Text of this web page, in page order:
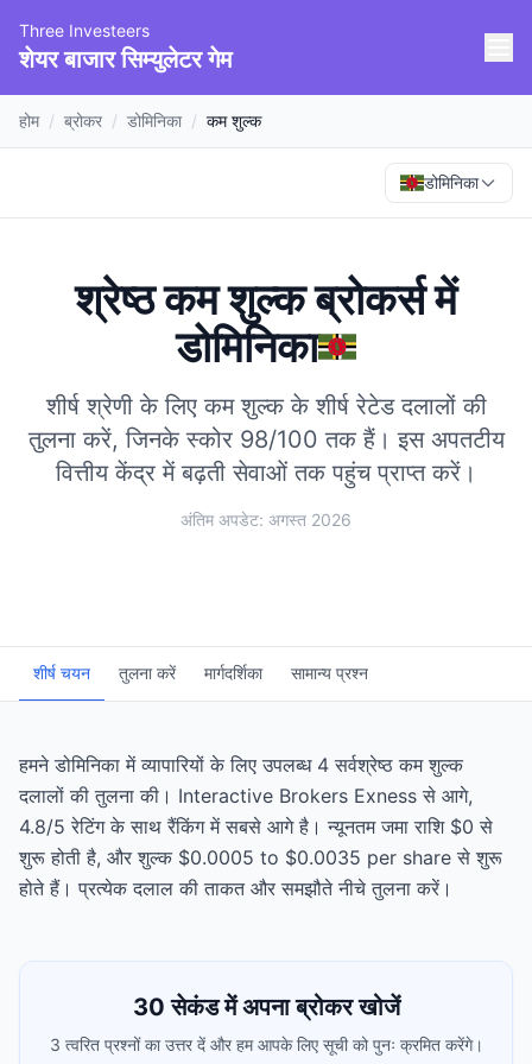
Three Investeers
शेयर बाजार सिम्युलेटर गेम
होम / ब्रोकर / डोमिनिका / कम शुल्क
डोमिनिका
श्रेष्ठ कम शुल्क ब्रोकर्समें
डोमिनिका
शीर्ष श्रेणी के लिए कम शुल्क के शीर्ष रेटेड दलालों की
तुलना करें, जिनके स्कोर 98/100 तक हैं। इस अपतटीय
वित्तीय केंद्र में बढ़ती सेवाओं तक पहुंच प्राप्त करें।
अंतिम अपडेट: अगस्त 2026
शीर्ष चयन तुलना करें मार्गदर्शिका सामान्य प्रश्न
हमने डोमिनिका में व्यापारियों के लिए उपलब्ध 4 सर्वश्रेष्ठ कम शुल्क
दलालों की तुलना की। Interactive Brokers Exness से आगे,
4.8/5 रेटिंग के साथ रैंकिंग में सबसे आगे है। न्यूनतम जमा राशि $0 से
शुरू होती है, और शुल्क $0.0005 to $0.0035 per share से शुरू
होते हैं। प्रत्येक दलाल की ताकत और समझौते नीचे तुलना करें।
30 सेकंड में अपना ब्रोकर खोजें
3 त्वरित प्रश्नों का उत्तर दें और हम आपके लिए सूची को पुनः क्रमित करेंगे।